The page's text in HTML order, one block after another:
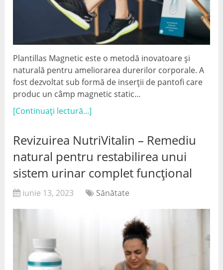
Plantillas Magnetic este o metodă inovatoare și
naturală pentru ameliorarea durerilor corporale. A
fost dezvoltat sub formă de inserții de pantofi care
produc un câmp magnetic static…
[Continuați lectură...]
Revizuirea NutriVitalin – Remediu
natural pentru restabilirea unui
sistem urinar complet funcțional
iunie 13, 2023 Sănătate